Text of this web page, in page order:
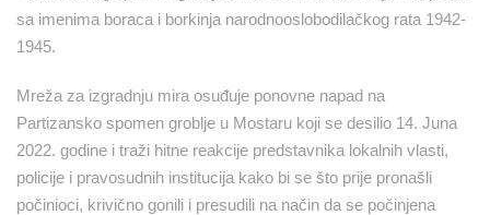
sa imenima boraca i borkinja narodnooslobodilačkog rata 1942-
1945.
Mreža za izgradnju mira osuđuje ponovne napad na
Partizansko spomen groblje u Mostaru koji se desilio 14. Juna
2022. godine i traži hitne reakcije predstavnika lokalnih vlasti,
policije i pravosudnih institucija kako bi se što prije pronašli
počinioci, krivično gonili i presudili na način da se počinjena